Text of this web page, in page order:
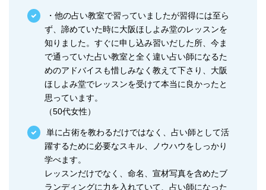
・他の占い教室で習っていましたが習得には至ら
ず、諦めていた時に大阪ほしよみ堂のレッスンを
知りました。すぐに申し込み習いだした所、今ま
で通っていた占い教室と全く違い占い師になるた
めのアドバイスも惜しみなく教えて下さり、大阪
ほしよみ堂でレッスンを受けて本当に良かったと
思っています。
（50代女性）
単に占術を教わるだけではなく、占い師として活
躍するために必要なスキル、ノウハウをしっかり
学べます。
レッスンだけでなく、命名、宣材写真を含めたブ
ランディングに力を入れていて、占い師になった